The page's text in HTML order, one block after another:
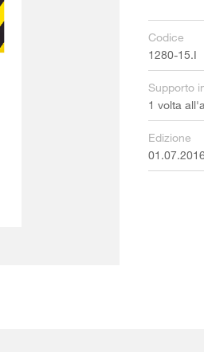
Codice
1280-15.I
Supporto
1 volta
Edizione